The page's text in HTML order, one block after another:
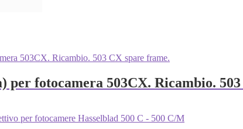
per fotocamera 503CX. Ricambio.